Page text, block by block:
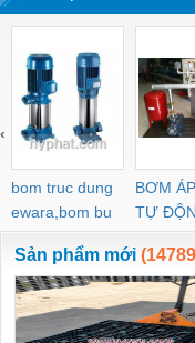
bom truc dung
ewara,bom bu
ewara
BƠM
TỰ
‹
Sản phẩm mới